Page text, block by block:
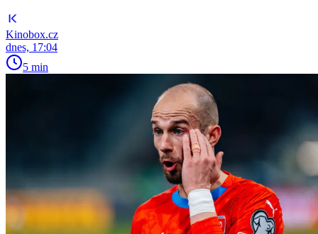
Kinobox.cz
dnes, 17:04
5 min